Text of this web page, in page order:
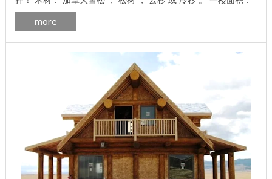
180.8平方米 二楼面积：110.1平方米（包括1.8米的天花板高
度） 总面积：290.9平方米 了解基地的价格 独立计算基础价格
所有建筑工程在建房和修理房屋 - 找出价格 木屋的最佳项目 ...
more